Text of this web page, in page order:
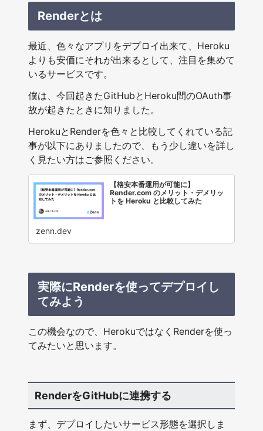
Renderとは
最近、色々なアプリをデプロイ出来て、Heroku
よりも安価にそれが出来るとして、注目を集めて
いるサービスです。
僕は、今回起きたGitHubとHeroku間のOAuth事
故が起きたときに知りました。
HerokuとRenderを色々と比較してくれている記
事が以下にありましたので、もう少し違いを詳し
く見たい方はご参照ください。
【格安本番運用が可能に】
Render.com のメリット・デメリッ
トを Heroku と比較してみた
zenn.dev
実際にRenderを使ってデプロイし
てみよう
この機会なので、HerokuではなくRenderを使っ
てみたいと思います。
RenderをGitHubに連携する
まず、デプロイしたいサービス形態を選択しま